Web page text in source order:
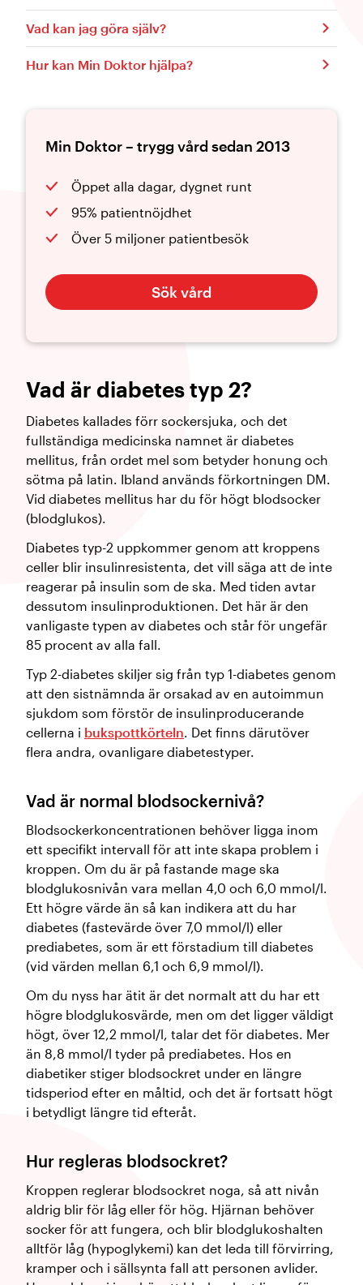
Vad är diabetes typ 2?
Diabetes kallades förr sockersjuka, och det
fullständiga medicinska namnet är diabetes
mellitus, från ordet mel som betyder honung och
sötma på latin. Ibland används förkortningen DM.
Vid diabetes mellitus har du för högt blodsocker
(blodglukos).
Diabetes typ-2 uppkommer genom att kroppens
celler blir insulinresistenta, det vill säga att de inte
reagerar på insulin som de ska. Med tiden avtar
dessutom insulinproduktionen. Det här är den
vanligaste typen av diabetes och står för ungefär
85 procent av alla fall.
Typ 2-diabetes skiljer sig från typ 1-diabetes genom
att den sistnämnda är orsakad av en autoimmun
sjukdom som förstör de insulinproducerande
cellerna i bukspottkörteln. Det finns därutöver
flera andra, ovanligare diabetestyper.
Vad är normal blodsockernivå?
Blodsockerkoncentrationen behöver ligga inom
ett specifikt intervall för att inte skapa problem i
kroppen. Om du är på fastande mage ska
blodglukosnivån vara mellan 4,0 och 6,0 mmol/l.
Ett högre värde än så kan indikera att du har
diabetes (fastevärde över 7,0 mmol/l) eller
prediabetes, som är ett förstadium till diabetes
(vid värden mellan 6,1 och 6,9 mmol/l).
Om du nyss har ätit är det normalt att du har ett
högre blodglukosvärde, men om det ligger väldigt
högt, över 12,2 mmol/l, talar det för diabetes. Mer
än 8,8 mmol/l tyder på prediabetes. Hos en
diabetiker stiger blodsockret under en längre
tidsperiod efter en måltid, och det är fortsatt högt
i betydligt längre tid efteråt.
Hur regleras blodsockret?
Kroppen reglerar blodsockret noga, så att nivån
aldrig blir för låg eller för hög. Hjärnan behöver
socker för att fungera, och blir blodglukoshalten
alltför låg (hypoglykemi) kan det leda till förvirring,
kramper och i sällsynta fall att personen avlider.
Vad kan jag göra själv?
Hur kan Min Doktor hjälpa?
Min Doktor – trygg vård sedan 2013
Öppet alla dagar, dygnet runt
95% patientnöjdhet
Över 5 miljoner patientbesök
Sök vård